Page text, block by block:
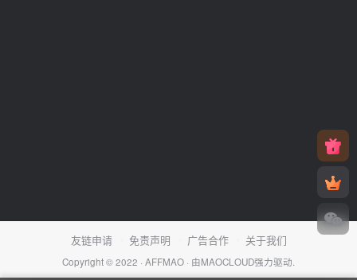
友链申请 免责声明 广告合作 关于我们
Copyright © 2022 · AFFMAO · 由MAOCLOUD强力驱动.